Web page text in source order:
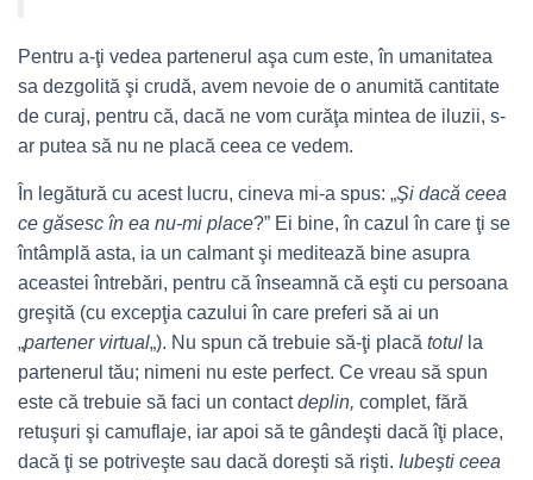
Pentru a-ţi vedea partenerul aşa cum este, în umanitatea
sa dezgolită şi crudă, avem nevoie de o anumită cantitate
de curaj, pentru că, dacă ne vom curăţa mintea de iluzii, s-
ar putea să nu ne placă ceea ce vedem.
În legătură cu acest lucru, cineva mi-a spus: „Şi dacă ceea
ce găsesc în ea nu-mi place?” Ei bine, în cazul în care ţi se
întâmplă asta, ia un calmant şi meditează bine asupra
aceastei întrebări, pentru că înseamnă că eşti cu persoana
greşită (cu excepţia cazului în care preferi să ai un
„partener virtual„). Nu spun că trebuie să-ţi placă totul la
partenerul tău; nimeni nu este perfect. Ce vreau să spun
este că trebuie să faci un contactdeplin, complet, fără
retuşuri şi camuflaje, iar apoi să te gândeşti dacă îţi place,
dacă ţi se potriveşte sau dacă doreşti să rişti. Iubeşti ceea